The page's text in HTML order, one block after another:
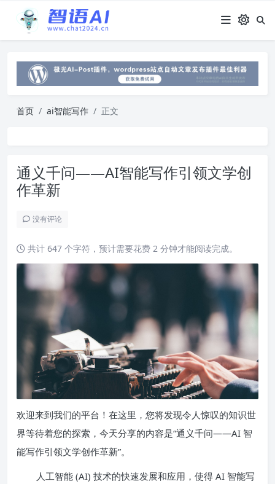
首页 ai智能写作 正文
通义千问——AI智能写作引领文学创
作革新
没有评论
共计 647 个字符，预计需要花费 2 分钟才能阅读完成。
欢迎来到我们的平台！在这里，您将发现令人惊叹的知识世
界等待着您的探索，今天分享的内容是“通义千问——AI 智
能写作引领文学创作革新”。
人工智能 (AI) 技术的快速发展和应用，使得 AI 智能写